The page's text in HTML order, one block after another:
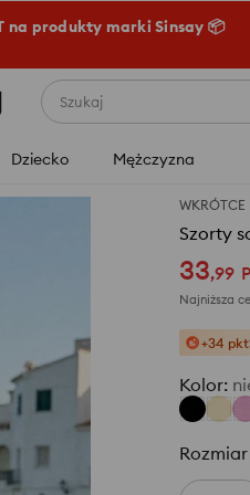
na produkty marki Sinsay 📦
Szukaj
Dziecko Mężczyzna
WKRÓTCE
Szorty
33,99
Najniższa
+34 pkt
Kolor:
Rozmiar